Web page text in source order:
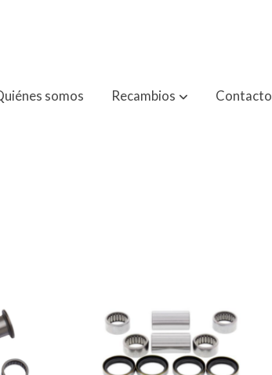
somos Recambios Contacto